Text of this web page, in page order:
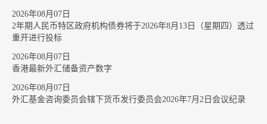
2026年08月07日
2年期人民币特区政府机构债券将于2026年8月13日（星期四）透过
重开进行投标
2026年08月07日
香港最新外汇储备资产数字
2026年08月07日
外汇基金咨询委员会辖下货币发行委员会2026年7月2日会议纪录